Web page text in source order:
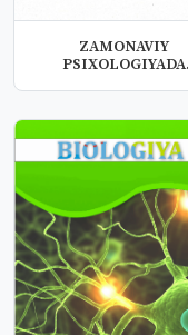
ZAMONAVIY
PSIXOLOGIYADA